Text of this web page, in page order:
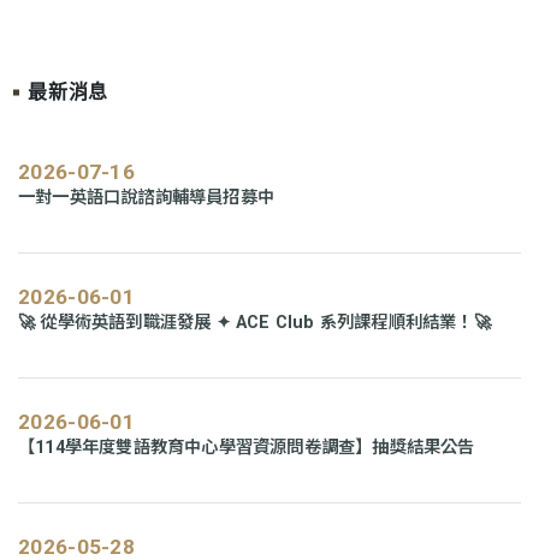
最新消息
2026-07-16
一對一英語口說諮詢輔導員招募中
2026-06-01
🚀 從學術英語到職涯發展 ✦ ACE Club 系列課程順利結業！🚀
2026-06-01
【114學年度雙語教育中心學習資源問卷調查】抽獎結果公告
2026-05-28